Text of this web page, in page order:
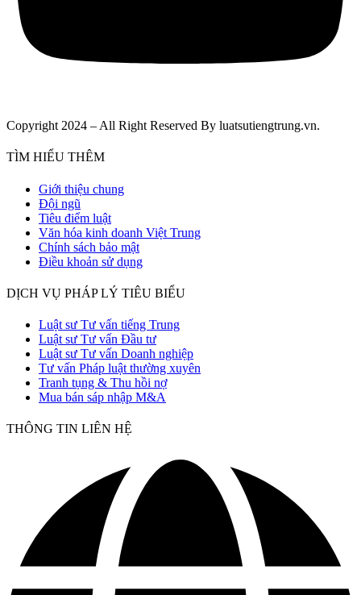
Copyright 2024 – All Right Reserved By luatsutiengtrung.vn.
TÌM HIỂU THÊM
Giới thiệu chung
Đội ngũ
Tiêu điểm luật
Văn hóa kinh doanh Việt Trung
Chính sách bảo mật
Điều khoản sử dụng
DỊCH VỤ PHÁP LÝ TIÊU BIỂU
Luật sư Tư vấn tiếng Trung
Luật sư Tư vấn Đầu tư
Luật sư Tư vấn Doanh nghiệp
Tư vấn Pháp luật thường xuyên
Tranh tụng & Thu hồi nợ
Mua bán sáp nhập M&A
THÔNG TIN LIÊN HỆ